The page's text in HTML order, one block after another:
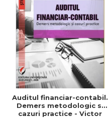
Auditul financiar-contabil.
Demers metodologic si
cazuri practice - Victor